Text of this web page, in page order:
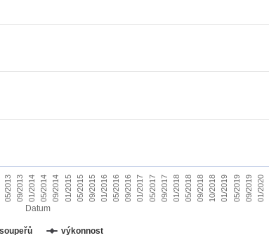
Datum
výkonnost
05/2013 09/2013 01/2014 05/2014 09/2014 01/2015 05/2015 09/2015 01/2016 05/2016 09/2016 01/2017 05/2017 09/2017 01/2018 05/2018 09/2018 10/2018 01/2019 05/2019 09/2019 01/2020